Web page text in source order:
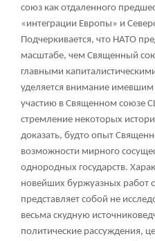
союз как отдаленного
«интеграции Европы» и
Подчеркивается, что НАТО
масштабе, чем Священный
главными
уделяется внимание
участию в Священном союзе
стремление некоторых
доказать, будто опыт
возможности мирного
однородных государств.
новейших буржуазных работ
представляет собой не
весьма скудную
политические рассуждения,